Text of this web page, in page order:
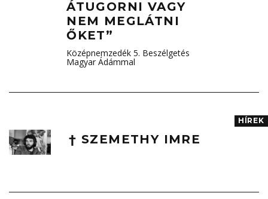
ÁTUGORNI VAGY
NEM MEGLÁTNI
ŐKET”
Középnemzedék 5. Beszélgetés
Magyar Ádámmal
† SZEMETHY IMRE
HÍREK